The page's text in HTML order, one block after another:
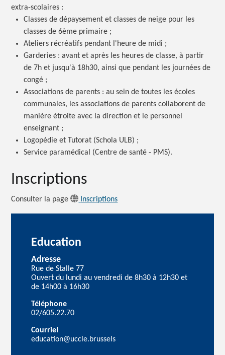
extra-scolaires :
Classes de dépaysement et classes de neige pour les
classes de 6ème primaire ;
Ateliers récréatifs pendant l'heure de midi ;
Garderies : avant et après les heures de classe, à partir
de 7h et jusqu'à 18h30, ainsi que pendant les journées de
congé ;
Associations de parents : au sein de toutes les écoles
communales, les associations de parents collaborent de
manière étroite avec la direction et le personnel
enseignant ;
Logopédie et Tutorat (Schola ULB) ;
Service paramédical (Centre de santé - PMS).
Inscriptions
Consulter la page Inscriptions
Education
Adresse
Rue de Stalle 77
Ouvert du lundi au vendredi de 8h30 à 12h30 et
de 14h00 à 16h30
Téléphone
02/605.22.70
Courriel
education@uccle.brussels